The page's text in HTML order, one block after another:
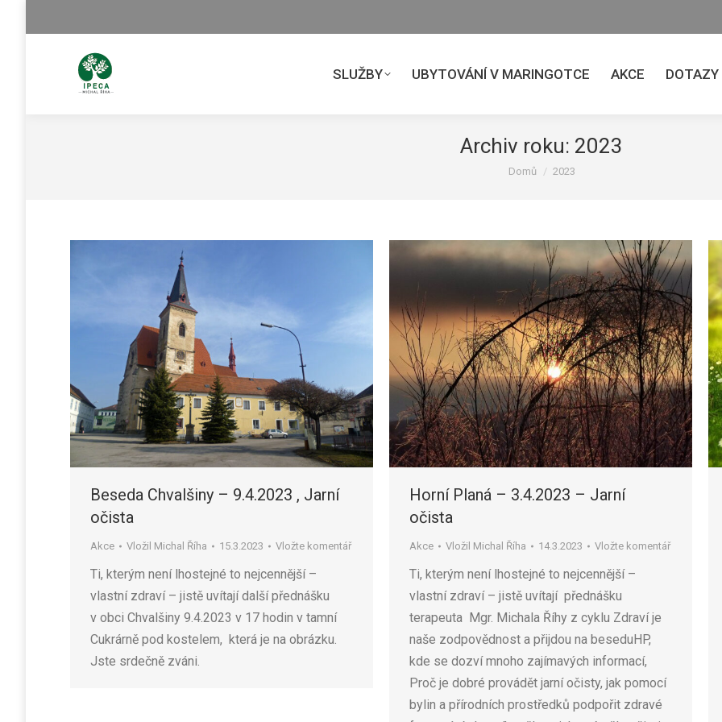
SLUŽBY UBYTOVÁNÍ V MARINGOTCE AKCE DOTAZY
Archiv roku: 2023
Právě se nacházíte zde:
Domů 2023
Beseda Chvalšiny – 9.4.2023 , Jarní
očista
Akce Vložil Michal Říha 15.3.2023 Vložte komentář
Ti, kterým není lhostejné to nejcennější –
vlastní zdraví – jistě uvítají další přednášku
v obci Chvalšiny 9.4.2023 v 17 hodin v tamní
Cukrárně pod kostelem, která je na obrázku.
Jste srdečně zváni.
Horní Planá – 3.4.2023 – Jarní
očista
Akce Vložil Michal Říha 14.3.2023 Vložte komentář
Ti, kterým není lhostejné to nejcennější –
vlastní zdraví – jistě uvítají přednášku
terapeuta Mgr. Michala Říhy z cyklu Zdraví je
naše zodpovědnost a přijdou na beseduHP,
kde se dozví mnoho zajímavých informací,
Proč je dobré provádět jarní očisty, jak pomocí
bylin a přírodních prostředků podpořit zdravé